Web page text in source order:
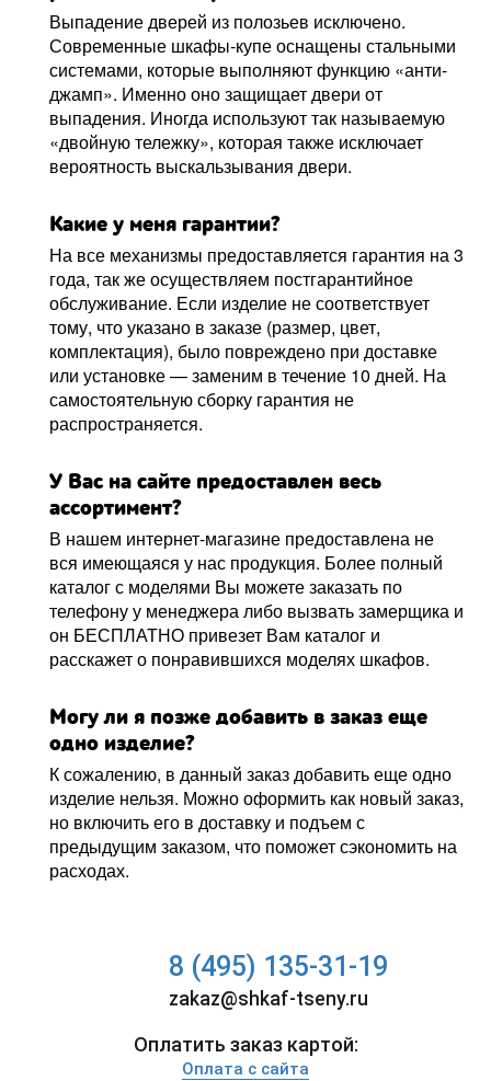
Выпадение дверей из полозьев исключено.
Современные шкафы-купе оснащены стальными
системами, которые выполняют функцию «анти-
джамп». Именно оно защищает двери от
выпадения. Иногда используют так называемую
«двойную тележку», которая также исключает
вероятность выскальзывания двери.
Какие у меня гарантии?
На все механизмы предоставляется гарантия на 3
года, так же осуществляем постгарантийное
обслуживание. Если изделие не соответствует
тому, что указано в заказе (размер, цвет,
комплектация), было повреждено при доставке
или установке — заменим в течение 10 дней. На
самостоятельную сборку гарантия не
распространяется.
У Вас на сайте предоставлен весь
ассортимент?
В нашем интернет-магазине предоставлена не
вся имеющаяся у нас продукция. Более полный
каталог с моделями Вы можете заказать по
телефону у менеджера либо вызвать замерщика и
он БЕСПЛАТНО привезет Вам каталог и
расскажет о понравившихся моделях шкафов.
Могу ли я позже добавить в заказ еще
одно изделие?
К сожалению, в данный заказ добавить еще одно
изделие нельзя. Можно оформить как новый заказ,
но включить его в доставку и подъем с
предыдущим заказом, что поможет сэкономить на
расходах.
8 (495) 135-31-19
zakaz@shkaf-tseny.ru
Оплатить заказ картой:
Оплата с сайта